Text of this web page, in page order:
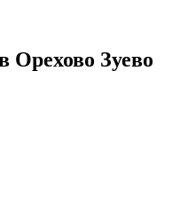
Орехово Зуево